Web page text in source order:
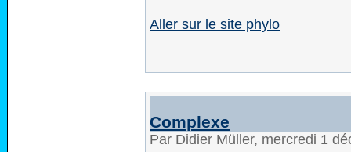
Aller sur le site phylo
Complexe
Par Didier Müller, mercredi 1